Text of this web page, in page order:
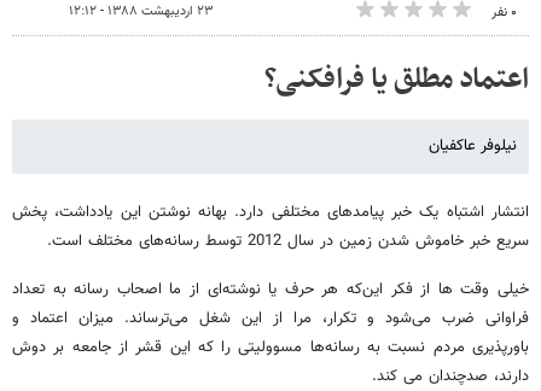
۰ نفر ۲۳ اردیبهشت ۱۳۸۸ - ۱۲:۱۲
اعتماد مطلق یا فرافکنی؟
نیلوفر عاکفیان
انتشار اشتباه یک خبر پیامدهای مختلفی دارد. بهانه نوشتن این یادداشت، پخش
سریع خبر خاموش شدن زمین در سال 2012 توسط رسانه‌های مختلف است.
خیلی وقت ها از فکر این‌که هر حرف یا نوشته‌ای از ما اصحاب رسانه به تعداد
فراوانی ضرب می‌شود و تکرار، مرا از این شغل می‌ترساند. میزان اعتماد و
باورپذیری مردم نسبت به رسانه‌ها مسوولیتی را که این قشر از جامعه بر دوش
دارند، صدچندان می کند.